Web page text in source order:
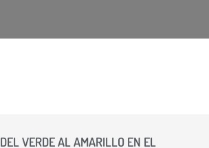
DEL VERDE AL AMARILLO EN EL